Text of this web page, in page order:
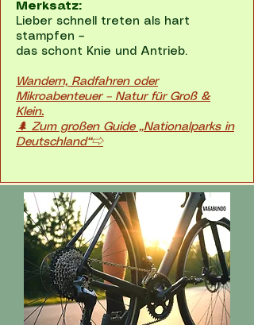
Merksatz:
Lieber schnell treten als hart
stampfen –
das schont Knie und Antrieb.
Wandern, Radfahren oder
Mikroabenteuer – Natur für Groß &
Klein.
🌲 Zum großen Guide „Nationalparks in
Deutschland“⇨